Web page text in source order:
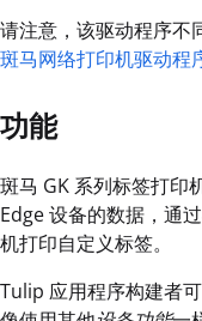
请注意，该驱动程序不
斑马网络打印机驱动程
功能
斑马 GK 系列标签打印
Edge 设备的数据，通
机打印自定义标签。
Tulip 应用程序构建者